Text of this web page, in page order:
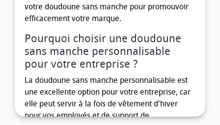
votre doudoune sans manche pour promouvoir
efficacement votre marque.
Pourquoi choisir une doudoune
sans manche personnalisable
pour votre entreprise ?
La doudoune sans manche personnalisable est
une excellente option pour votre entreprise, car
elle peut servir à la fois de vêtement d'hiver
pour vos employés et de support de